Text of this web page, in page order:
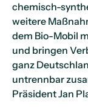
chemisch-
weitere
dem Bio-Mobil
und bringen
ganz
untrennbar
Präsident Jan